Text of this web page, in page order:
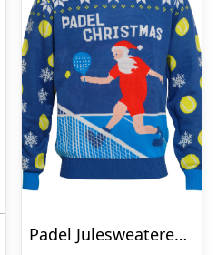
Padel Julesweateren – dame / kvinder